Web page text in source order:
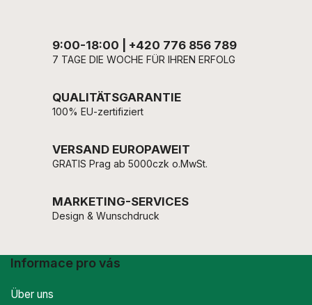
9:00-18:00 | +420 776 856 789
7 TAGE DIE WOCHE FÜR IHREN ERFOLG
QUALITÄTSGARANTIE
100% EU-zertifiziert
VERSAND EUROPAWEIT
GRATIS Prag ab 5000czk o.MwSt.
MARKETING-SERVICES
Design & Wunschdruck
Informace pro vás
Über uns